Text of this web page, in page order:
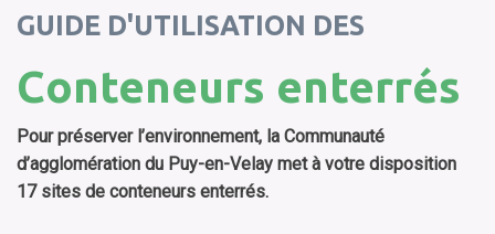
GUIDE D'UTILISATION DES
Conteneurs enterrés
Pour préserver l’environnement, la Communauté
d’agglomération du Puy-en-Velay met à votre disposition
17 sites de conteneurs enterrés.